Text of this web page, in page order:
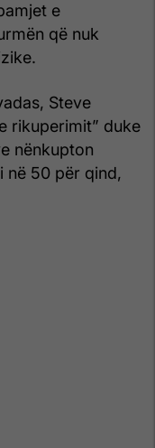
e
që nuk
Steve
rikuperimit” duke
nënkupton
në 50 për qind,